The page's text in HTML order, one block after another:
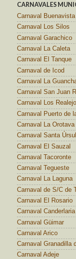
CARNAVALES
Carnaval Buenavista
Carnaval Los Silos
Carnaval Garachico
Carnaval La Caleta
Carnaval El Tanque
Carnaval de Icod
Carnaval La
Carnaval San Juan
Carnaval Los
Carnaval Puerto de
Carnaval La Orotava
Carnaval Santa
Carnaval El Sauzal
Carnaval Tacoronte
Carnaval Tegueste
Carnaval La Laguna
Carnaval de S/C de
Carnaval El Rosario
Carnaval Canderlaria
Carnaval Güimar
Carnaval Arico
Carnaval Granadilla
Carnaval Adeje